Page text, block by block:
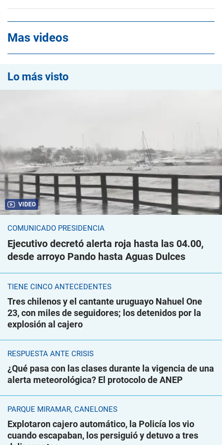
Mas videos
Lo más visto
VIDEO
COMUNICADO PRESIDENCIA
Ejecutivo decretó alerta roja hasta las 04.00,
desde arroyo Pando hasta Aguas Dulces
TIENE CINCO ANTECEDENTES
Tres chilenos y el cantante uruguayo Nahuel One
23, con miles de seguidores; los detenidos por la
explosión al cajero
RESPUESTA ANTE CRISIS
¿Qué pasa con las clases durante la vigencia de una
alerta meteorológica? El protocolo de ANEP
PARQUE MIRAMAR, CANELONES
Explotaron cajero automático, la Policía los vio
cuando escapaban, los persiguió y detuvo a tres